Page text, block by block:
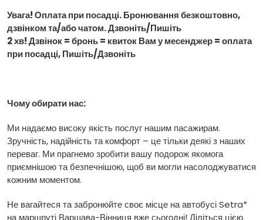
Увага! Оплата при посадці. Бронювання безкоштовно,
дзвінком та/або чатом. Дзвоніть/Пишіть
2 хв! Дзвінок = бронь = квиток Вам у месенджер = оплата
при посадці, Пишіть/Дзвоніть
Чому обирати нас:
Ми надаємо високу якість послуг нашим пасажирам.
Зручність, надійність та комфорт – це тільки деякі з наших
переваг. Ми прагнемо зробити вашу подорож якомога
приємнішою та безпечнішою, щоб ви могли насолоджуватися
кожним моментом.
Не вагайтеся та забронюйте своє місце на автобусі Setra*
на маршруті Варшава-Вінниця вже сьогодні! Діліться цією